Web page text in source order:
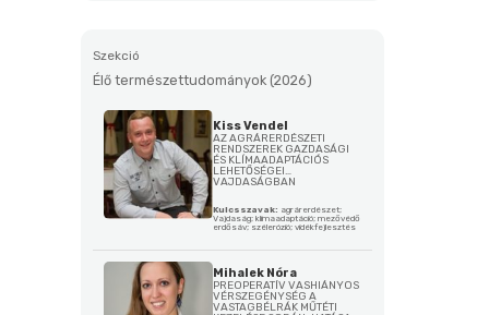
Szekció
Élő természettudományok (2026)
Kiss Vendel
AZ AGRÁRERDÉSZETI
RENDSZEREK GAZDASÁGI
ÉS KLÍMAADAPTÁCIÓS
LEHETŐSÉGEI
VAJDASÁGBAN
Kulcsszavak: agrárerdészet;
Vajdaság; klímaadaptáció; mezővédő
erdősáv; szélerózió; vidékfejlesztés
Mihalek Nóra
PREOPERATÍV VASHIÁNYOS
VÉRSZEGÉNYSÉG A
VASTAGBÉLRÁK MŰTÉTI